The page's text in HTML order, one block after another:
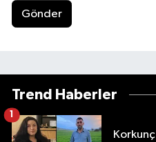
Gönder
Trend Haberler
1